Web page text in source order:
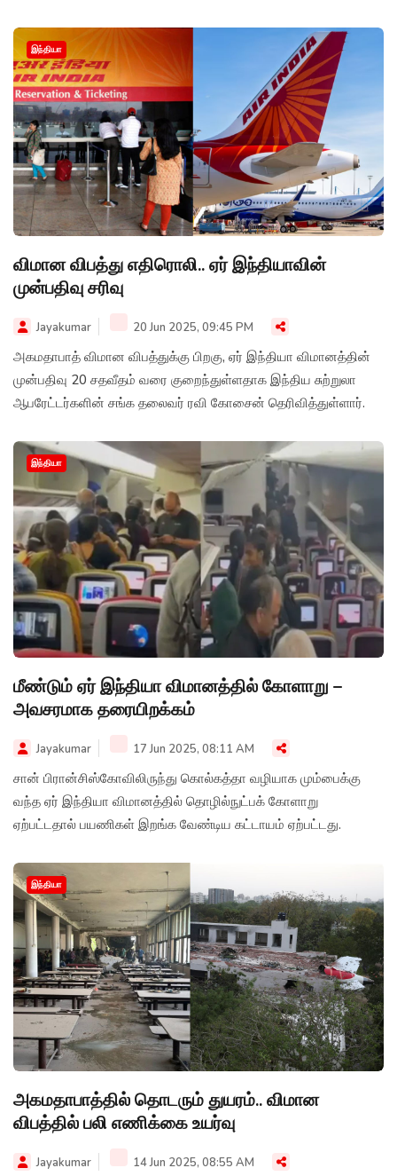
விமான போக்குவரத்து துறை அமைச்சகம் தெரிவித்துள்ளது.
இந்தியா
விமான விபத்து எதிரொலி.. ஏர் இந்தியாவின்
முன்பதிவு சரிவு
Jayakumar 20 Jun 2025, 09:45 PM
அகமதாபாத் விமான விபத்துக்கு பிறகு, ஏர் இந்தியா விமானத்தின்
முன்பதிவு 20 சதவீதம் வரை குறைந்துள்ளதாக இந்திய சுற்றுலா
ஆபரேட்டர்களின் சங்க தலைவர் ரவி கோசைன் தெரிவித்துள்ளார்.
இந்தியா
மீண்டும் ஏர் இந்தியா விமானத்தில் கோளாறு –
அவசரமாக தரையிறக்கம்
Jayakumar 17 Jun 2025, 08:11 AM
சான் பிரான்சிஸ்கோவிலிருந்து கொல்கத்தா வழியாக மும்பைக்கு
வந்த ஏர் இந்தியா விமானத்தில் தொழில்நுட்பக் கோளாறு
ஏற்பட்டதால் பயணிகள் இறங்க வேண்டிய கட்டாயம் ஏற்பட்டது.
இந்தியா
அகமதாபாத்தில் தொடரும் துயரம்.. விமான
விபத்தில் பலி எணிக்கை உயர்வு
Jayakumar 14 Jun 2025, 08:55 AM